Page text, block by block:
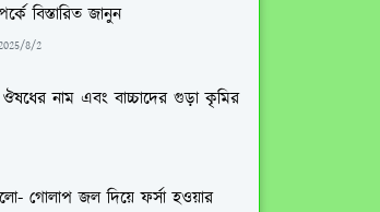
বিস্তারিত জানুন
8/2
নাম এবং বাচ্চাদের গুড়া কৃমির
গোলাপ জল দিয়ে ফর্সা হওয়ার